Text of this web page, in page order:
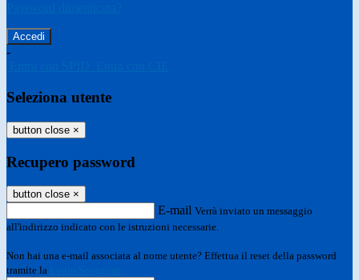
-
Seleziona utente
button close ×
Recupero password
button close ×
E-mail Verrà inviato un messaggio
all'indirizzo indicato con le istruzioni necessarie.
Non hai una e-mail associata al nome utente? Effettua il reset della password
tramite la